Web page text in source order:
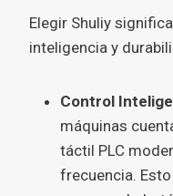
Elegir Shuliy
inteligencia y
Control
máquinas
táctil PLC
frecuencia.